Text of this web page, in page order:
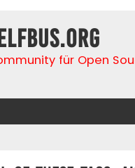
für Open